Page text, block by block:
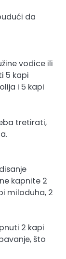
da
vodice ili
5 kapi
i 5 kapi
tretirati,
kapnite 2
miloduha, 2
2 kapi
što